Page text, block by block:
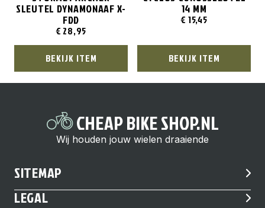
SLEUTEL DYNAMONAAF X-
FDD
€ 28,95
BEKIJK ITEM
14 MM
€ 15,45
BEKIJK ITEM
CHEAP BIKE SHOP.NL
Wij houden jouw wielen draaiende
SITEMAP
LEGAL